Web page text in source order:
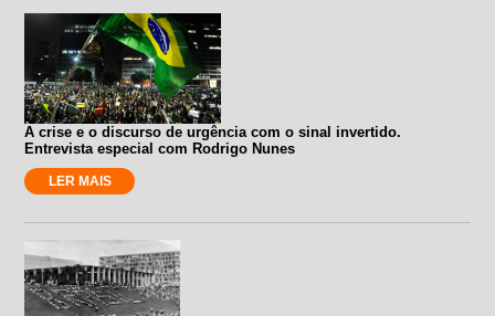
A crise e o discurso de urgência com o sinal invertido.
Entrevista especial com Rodrigo Nunes
LER MAIS